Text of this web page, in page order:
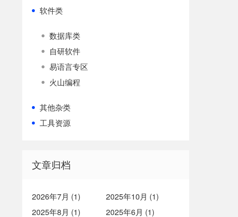
软件类
数据库类
自研软件
易语言专区
火山编程
其他杂类
工具资源
文章归档
2026年7月 (1)
2025年10月 (1)
2025年8月 (1)
2025年6月 (1)